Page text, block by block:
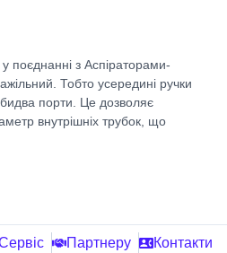
поєднанні з Аспіраторами-
Тобто усередині ручки
порти. Це дозволяє
внутрішніх трубок, що
Партнеру Контакти